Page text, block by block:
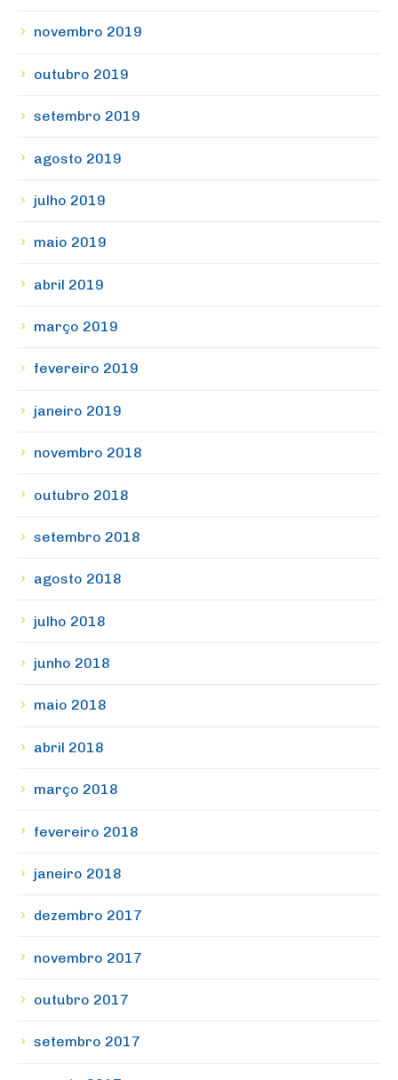
novembro 2019
outubro 2019
setembro 2019
agosto 2019
julho 2019
maio 2019
abril 2019
março 2019
fevereiro 2019
janeiro 2019
novembro 2018
outubro 2018
setembro 2018
agosto 2018
julho 2018
junho 2018
maio 2018
abril 2018
março 2018
fevereiro 2018
janeiro 2018
dezembro 2017
novembro 2017
outubro 2017
setembro 2017